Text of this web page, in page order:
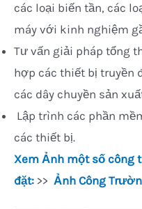
các loại biến tần, các
máy với kinh nghiệm
Tư vấn giải pháp tổng
hợp các thiết bị truyền
các dây chuyền sản
Lập trình các phần
các thiết bị.
Xem Ảnh một số công
đặt: >> Ảnh Công